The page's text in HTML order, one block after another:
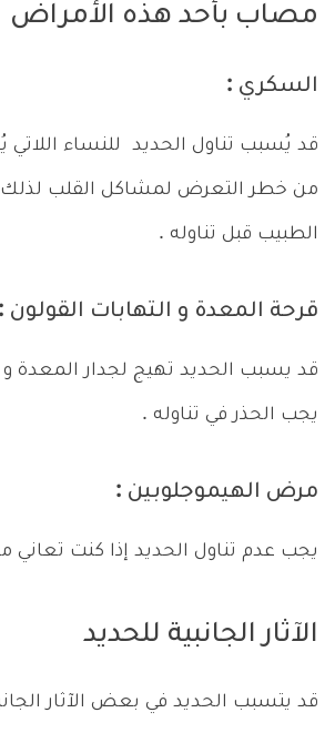
مصاب بأحد هذه الأمراض
السكري :
قد يُسبب تناول الحديد للنساء اللاتي
من خطر التعرض لمشاكل القلب
الطبيب قبل تناوله .
قرحة المعدة و التهابات القولون :
قد يسبب الحديد تهيج لجدار المعدة و
يجب الحذر في تناوله .
مرض الهيموجلوبين :
يجب عدم تناول الحديد إذا كنت تعاني
الآثار الجانبية للحديد
قد يتسبب الحديد في بعض الآثار